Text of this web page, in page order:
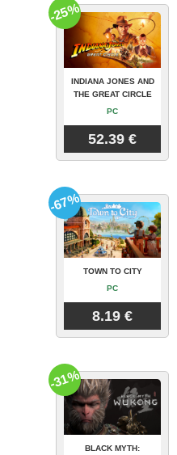
INDIANA JONES AND
THE GREAT CIRCLE
PC
52.39 €
-25%
TOWN TO CITY
PC
8.19 €
-67%
BLACK MYTH:
-31%